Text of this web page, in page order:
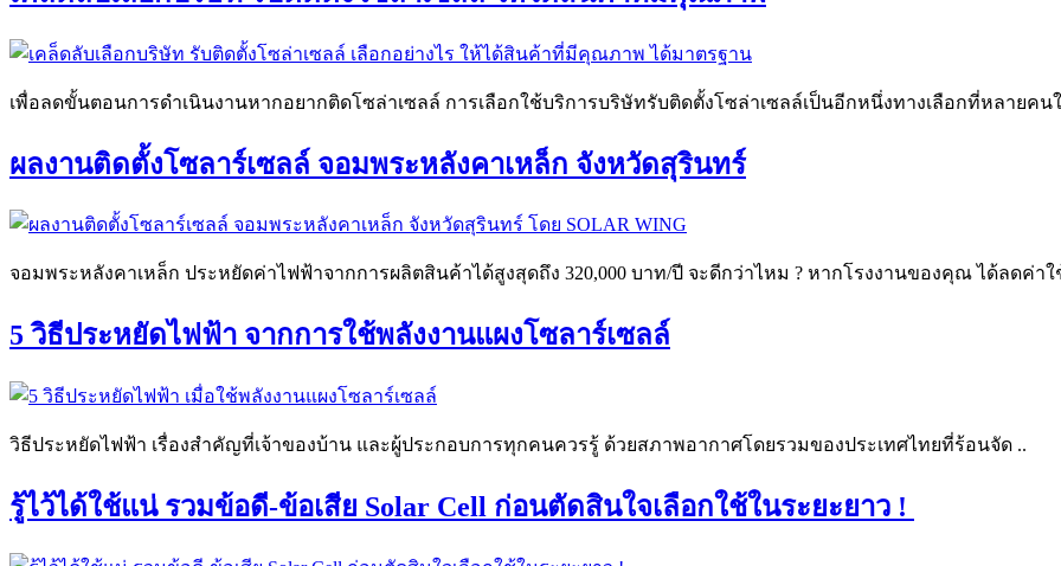
เพื่อลดขั้นตอนการดำเนินงานหากอยากติดโซล่าเซลล์ การเลือกใช้บริการบริษัทรับติดตั้งโซล่าเซลล์เป็นอีกหนึ่งทางเลือกที่หลายคน
ผลงานติดตั้งโซลาร์เซลล์ จอมพระหลังคาเหล็ก จังหวัดสุรินทร์
จอมพระหลังคาเหล็ก ประหยัดค่าไฟฟ้าจากการผลิตสินค้าได้สูงสุดถึง 320,000 บาท/ปี จะดีกว่าไหม ? หากโรงงานของคุณ ได้ลดค่า
5 วิธีประหยัดไฟฟ้า จากการใช้พลังงานแผงโซลาร์เซลล์
วิธีประหยัดไฟฟ้า เรื่องสำคัญที่เจ้าของบ้าน และผู้ประกอบการทุกคนควรรู้ ด้วยสภาพอากาศโดยรวมของประเทศไทยที่ร้อนจัด ..
รู้ไว้ได้ใช้แน่ รวมข้อดี-ข้อเสีย Solar Cell ก่อนตัดสินใจเลือกใช้ในระยะยาว !